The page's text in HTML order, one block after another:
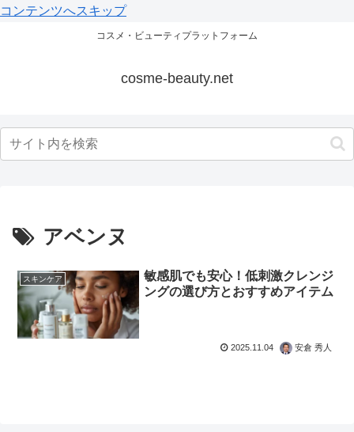
コンテンツへスキップ
コスメ・ビューティプラットフォーム
cosme-beauty.net
アベンヌ
スキンケア
敏感肌でも安心！低刺激クレンジ
ングの選び方とおすすめアイテム
2025.11.04 安倉 秀人